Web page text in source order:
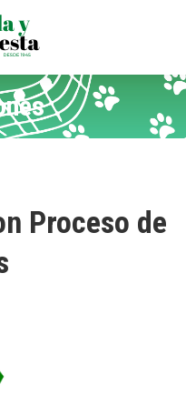
Proceso de